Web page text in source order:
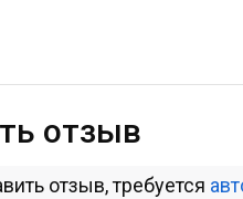
отзыв
отзыв, требуется